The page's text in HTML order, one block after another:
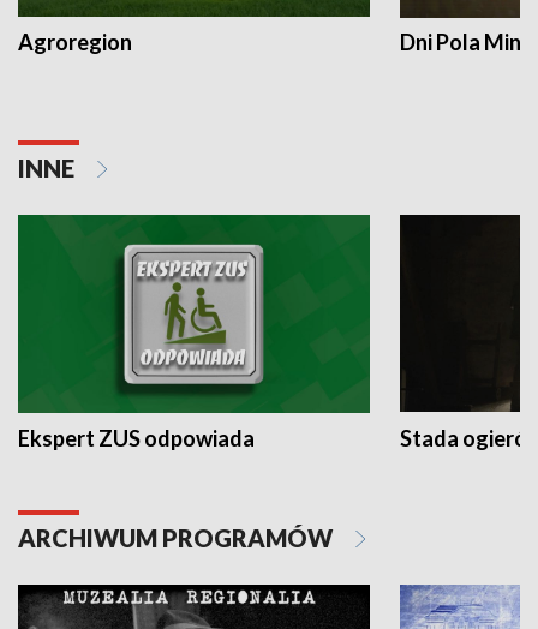
Agroregion Dni Pola
INNE
Ekspert ZUS odpowiada Stada
ARCHIWUM PROGRAMÓW